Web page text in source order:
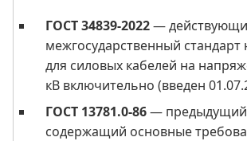
ГОСТ 34839-2022—
межгосударственный
для силовых кабелей на
кВ включительно (введен
ГОСТ 13781.0-86— предыдущий
содержащий основные